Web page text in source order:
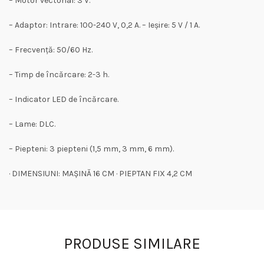
– Adaptor: Intrare: 100-240 V, 0,2 A. – Ieșire: 5 V / 1 A.
– Frecvență: 50/60 Hz.
– Timp de încărcare: 2-3 h.
– Indicator LED de încărcare.
– Lame: DLC.
– Piepteni: 3 piepteni (1,5 mm, 3 mm, 6 mm).
· DIMENSIUNI: MAȘINĂ 16 CM · PIEPTAN FIX 4,2 CM
PRODUSE SIMILARE